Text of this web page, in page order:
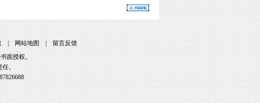
|网站地图|留言反馈
面授权。
任。